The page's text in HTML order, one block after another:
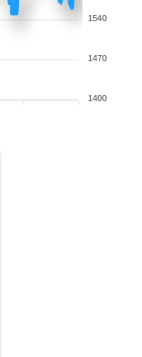
1540
1470
1400